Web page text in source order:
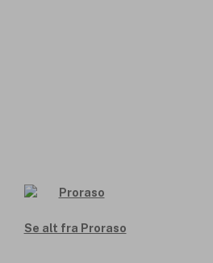
Se alt fra Proraso